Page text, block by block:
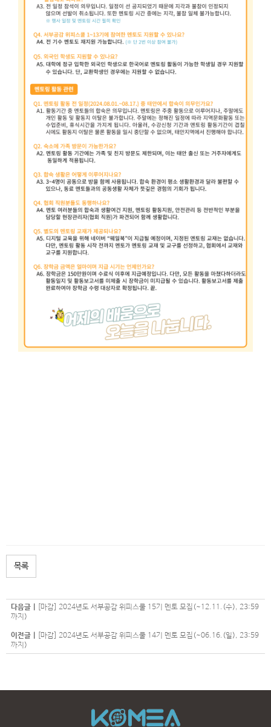
목록
다음글 |
[마감] 2024년도 서부공감 위피스쿨 15기 멘토 모집(~12.11.(수), 23:59
까지)
이전글 |
[마감] 2024년도 서부공감 위피스쿨 14기 멘토 모집(~06.16.(일), 23:59
까지)